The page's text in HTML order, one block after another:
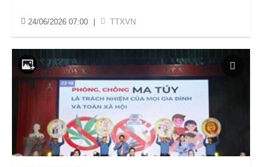
24/06/2026 07:00 TTXVN